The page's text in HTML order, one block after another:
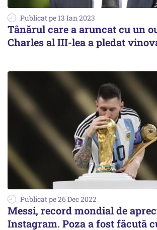
Publicat pe 13 Ian 2023
Tânărul care a aruncat cu un
Charles al III-lea a pledat
Publicat pe 26 Dec 2022
Messi, record mondial de
Instagram. Poza a fost făcută